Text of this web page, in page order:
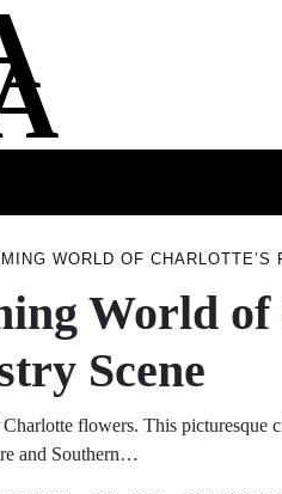
WORLD OF CHARLOTTE’S
World of
Scene
flowers. This picturesque
and Southern…